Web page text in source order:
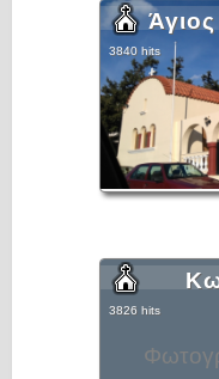
3840 hits
3826 hits